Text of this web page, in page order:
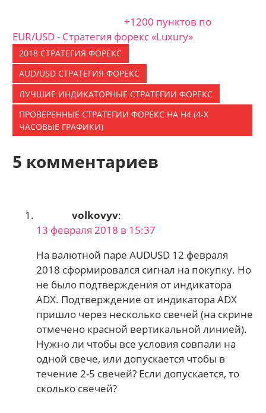
+1200 пунктов по
EUR/USD - Стратегия форекс «Luxury»
2018 СТРАТЕГИЯ ФОРЕКС
AUD/USD СТРАТЕГИЯ ФОРЕКС
ЛУЧШИЕ ИНДИКАТОРНЫЕ CТРАТЕГИИ ФОРЕКС
ПРОВЕРЕННЫЕ СТРАТЕГИИ ФОРЕКС НА H4 (4-Х
ЧАСОВЫЕ ГРАФИКИ)
5 комментариев
volkovyv:
13 февраля 2018 в 15:37
На валютной паре AUDUSD 12 февраля
2018 сформировался сигнал на покупку. Но
не было подтверждения от индикатора
ADX. Подтверждение от индикатора ADX
пришло через несколько свечей (на скрине
отмечено красной вертикальной линией).
Нужно ли чтобы все условия совпали на
одной свече, или допускается чтобы в
течение 2-5 свечей? Если допускается, то
сколько свечей?